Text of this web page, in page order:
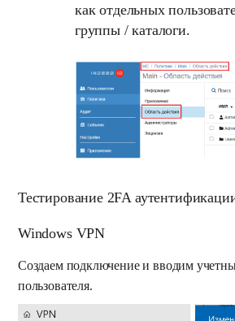
как отдельных
группы / каталоги.
Тестирование 2FA
Windows VPN
Создаем подключение и вводим
пользователя.